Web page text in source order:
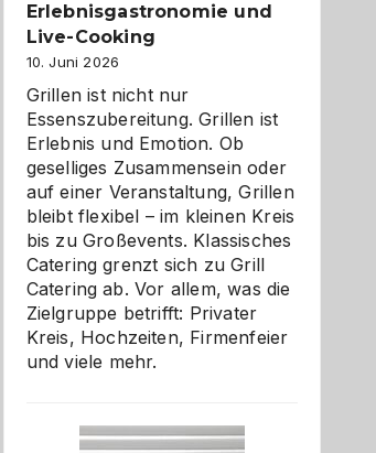
Erlebnisgastronomie und
Live-Cooking
10. Juni 2026
Grillen ist nicht nur
Essenszubereitung. Grillen ist
Erlebnis und Emotion. Ob
geselliges Zusammensein oder
auf einer Veranstaltung, Grillen
bleibt flexibel – im kleinen Kreis
bis zu Großevents. Klassisches
Catering grenzt sich zu Grill
Catering ab. Vor allem, was die
Zielgruppe betrifft: Privater
Kreis, Hochzeiten, Firmenfeier
und viele mehr.